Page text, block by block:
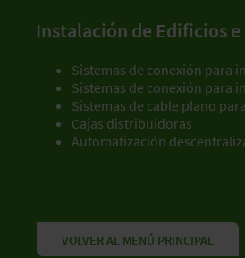
Instalación de Edificios
Sistemas de conexión para
Sistemas de conexión para
Sistemas de cable plano
Cajas distribuidoras
Automatización
VOLVER AL MENÚ PRINCIPAL